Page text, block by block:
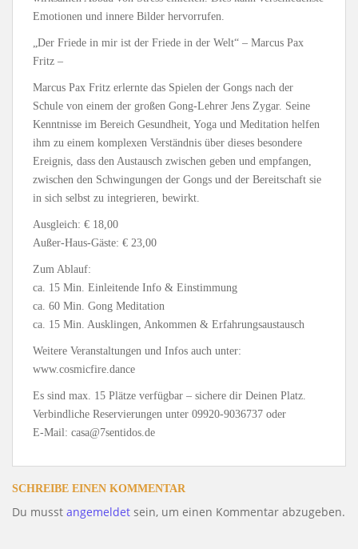
Emotionen und innere Bilder hervorrufen.
„Der Friede in mir ist der Friede in der Welt“ – Marcus Pax
Fritz –
Marcus Pax Fritz erlernte das Spielen der Gongs nach der
Schule von einem der großen Gong-Lehrer Jens Zygar. Seine
Kenntnisse im Bereich Gesundheit, Yoga und Meditation helfen
ihm zu einem komplexen Verständnis über dieses besondere
Ereignis, dass den Austausch zwischen geben und empfangen,
zwischen den Schwingungen der Gongs und der Bereitschaft sie
in sich selbst zu integrieren, bewirkt.
Ausgleich: € 18,00
Außer-Haus-Gäste: € 23,00
Zum Ablauf:
ca. 15 Min. Einleitende Info & Einstimmung
ca. 60 Min. Gong Meditation
ca. 15 Min. Ausklingen, Ankommen & Erfahrungsaustausch
Weitere Veranstaltungen und Infos auch unter:
www.cosmicfire.dance
Es sind max. 15 Plätze verfügbar – sichere dir Deinen Platz.
Verbindliche Reservierungen unter 09920-9036737 oder
E-Mail: casa@7sentidos.de
SCHREIBE EINEN KOMMENTAR
Du musst angemeldet sein, um einen Kommentar abzugeben.